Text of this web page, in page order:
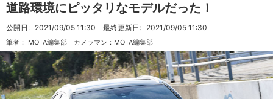
道路環境にピッタリなモデルだった！
公開日: 2021/09/05 11:30 最終更新日: 2021/09/05 11:30
筆者： MOTA編集部 カメラマン： MOTA編集部